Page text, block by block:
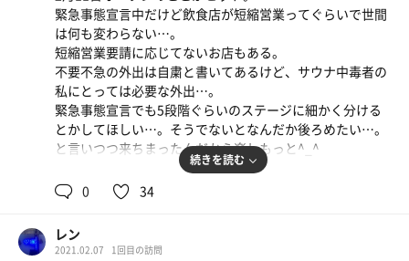
衣所に向かっていると掃除のおばさんにお客さま、バスタ
オルは困りますと言われて、え？バスタオルだめなの？と
心の中で思いながら、すみません、寒かったものですから
と言ったが、マナーやルールを読んでもそんなことは書い
てない。タオルを巻いて浴槽に入ろうとしていたならわか
るけど…。疑問に思って、精算時にフロントで聞いたら私
の思った通り、浴槽にタオルを入れる行為はいけないけど
タオルを巻いて歩いていたのは問題ないとのことでした。
そこで私はその方にサウナ内で場所取りや、サウナマット
意されずにこちらが注意されなくていいことで注意をされ
たことはあまりいい気持ちはしませんでした…。と話しま
です。
何セットかセルフロウリュの岩盤浴で楽しんだ後に本丸の
サウナを目指しました。
身を清めてお風呂につかり温まってからサ室へ。サ室はマ
イルドな感じだからか結構人が多かったです。
シャワーで汗を流してから水風呂に入っていたらおばちゃ
んや若い子が汗を流さずに水風呂に入ってくる。気持ち悪
いけど注意もしづらい。知らない人多いかもしれないけど
汗は尿より汚いんだそうです。
帰りに受付の方に余計なお世話かもしれないんですけど、
取りの方がいたりしたのですけど、これって紙に書いて貼
ってあったとしてもおばさん達はきっと読まないし、個人
緊急事態宣言中だけど飲食店が短縮営業ってぐらいで世間
は何も変わらない…。
短縮営業要請に応じてないお店もある。
不要不急の外出は自粛と書いてあるけど、サウナ中毒者の
私にとっては必要な外出…。
緊急事態宣言でも5段階ぐらいのステージに細かく分ける
とかしてほしい…。そうでないとなんだか後ろめたい…。
と言いつつ来ちまったんだから楽しもっと^_^
入口で靴を靴箱に入れて入店。今日は珍しく岩盤浴付きの
券を買いタオルと岩盤浴着を受け取って2階で着替えた後
に一階の岩盤浴エリアへ。まずはファイテンの岩盤浴。
結構熱い。サウナーなら余裕な温度だけど、普通の岩盤浴
続きを読む
0 34
レン
2021.02.07 1回目の訪問